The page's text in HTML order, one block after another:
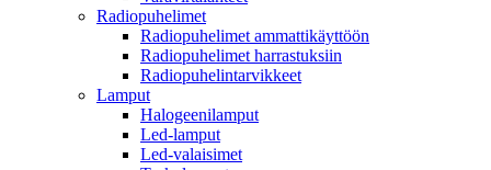
Radiopuhelimet
Radiopuhelimet ammattikäyttöön
Radiopuhelimet harrastuksiin
Radiopuhelintarvikkeet
Lamput
Halogeenilamput
Led-lamput
Led-valaisimet